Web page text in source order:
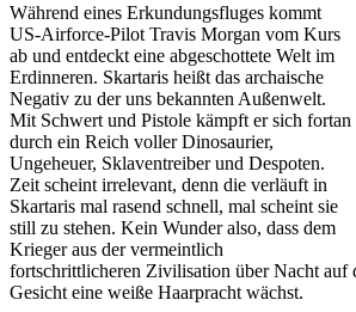
Während eines Erkundungsfluges kommt
US-Airforce-Pilot Travis Morgan vom Kurs
ab und entdeckt eine abgeschottete Welt im
Erdinneren. Skartaris heißt das archaische
Negativ zu der uns bekannten Außenwelt.
Mit Schwert und Pistole kämpft er sich fortan
durch ein Reich voller Dinosaurier,
Ungeheuer, Sklaventreiber und Despoten.
Zeit scheint irrelevant, denn die verläuft in
Skartaris mal rasend schnell, mal scheint sie
still zu stehen. Kein Wunder also, dass dem
Krieger aus der vermeintlich
fortschrittlicheren Zivilisation über Nacht auf
Gesicht eine weiße Haarpracht wächst.